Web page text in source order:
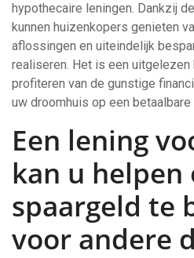
hypothecaire leningen. Dankzij
kunnen huizenkopers genieten
aflossingen en uiteindelijk
realiseren. Het is een uitgelezen
profiteren van de gunstige
uw droomhuis op een
Een lening
kan u helpen
spaargeld te
voor andere